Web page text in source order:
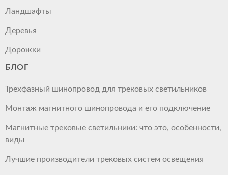
Ландшафты
Деревья
Дорожки
БЛОГ
Трехфазный шинопровод для трековых светильников
Монтаж магнитного шинопровода и его подключение
Магнитные трековые светильники: что это, особенности,
виды
Лучшие производители трековых систем освещения